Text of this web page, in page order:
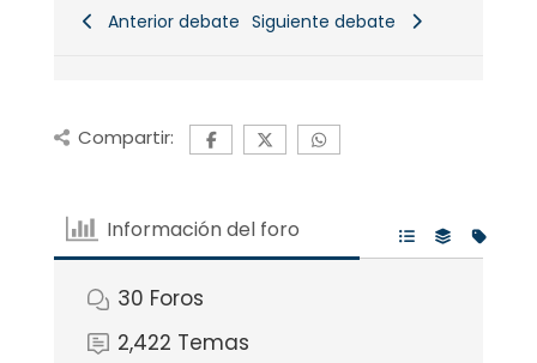
Anterior debate Siguiente debate
Compartir:
Información del foro
30 Foros
2,422 Temas